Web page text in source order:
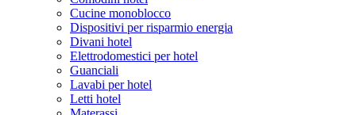
Cucine monoblocco
Dispositivi per risparmio energia
Divani hotel
Elettrodomestici per hotel
Guanciali
Lavabi per hotel
Letti hotel